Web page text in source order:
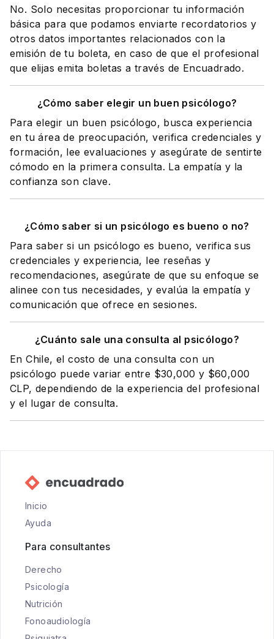
No. Solo necesitas proporcionar tu información
básica para que podamos enviarte recordatorios y
otros datos importantes relacionados con la
emisión de tu boleta, en caso de que el profesional
que elijas emita boletas a través de Encuadrado.
¿Cómo saber elegir un buen psicólogo?
Para elegir un buen psicólogo, busca experiencia
en tu área de preocupación, verifica credenciales y
formación, lee evaluaciones y asegúrate de sentirte
cómodo en la primera consulta. La empatía y la
confianza son clave.
¿Cómo saber si un psicólogo es bueno o no?
Para saber si un psicólogo es bueno, verifica sus
credenciales y experiencia, lee reseñas y
recomendaciones, asegúrate de que su enfoque se
alinee con tus necesidades, y evalúa la empatía y
comunicación que ofrece en sesiones.
¿Cuánto sale una consulta al psicólogo?
En Chile, el costo de una consulta con un
psicólogo puede variar entre $30,000 y $60,000
CLP, dependiendo de la experiencia del profesional
y el lugar de consulta.
Inicio
Ayuda
Para consultantes
Derecho
Psicología
Nutrición
Fonoaudiología